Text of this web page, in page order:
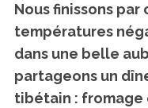
Nous finissons
températures
dans une belle
partageons un
tibétain : fromage